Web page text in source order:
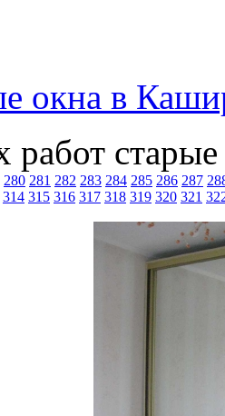
окна в
старые
280 281 282 283 284 285 286 287
314 315 316 317 318 319 320 321